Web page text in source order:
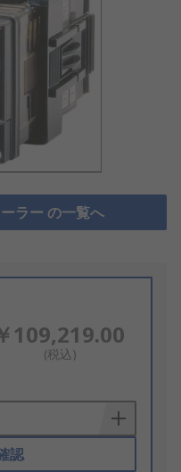
ラー の一覧へ
109,219.00
(税込)
認